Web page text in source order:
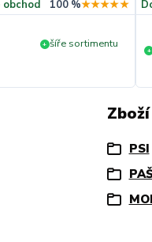
obchod 100 %★★★★★
+ šíře sortimentu +
PSI